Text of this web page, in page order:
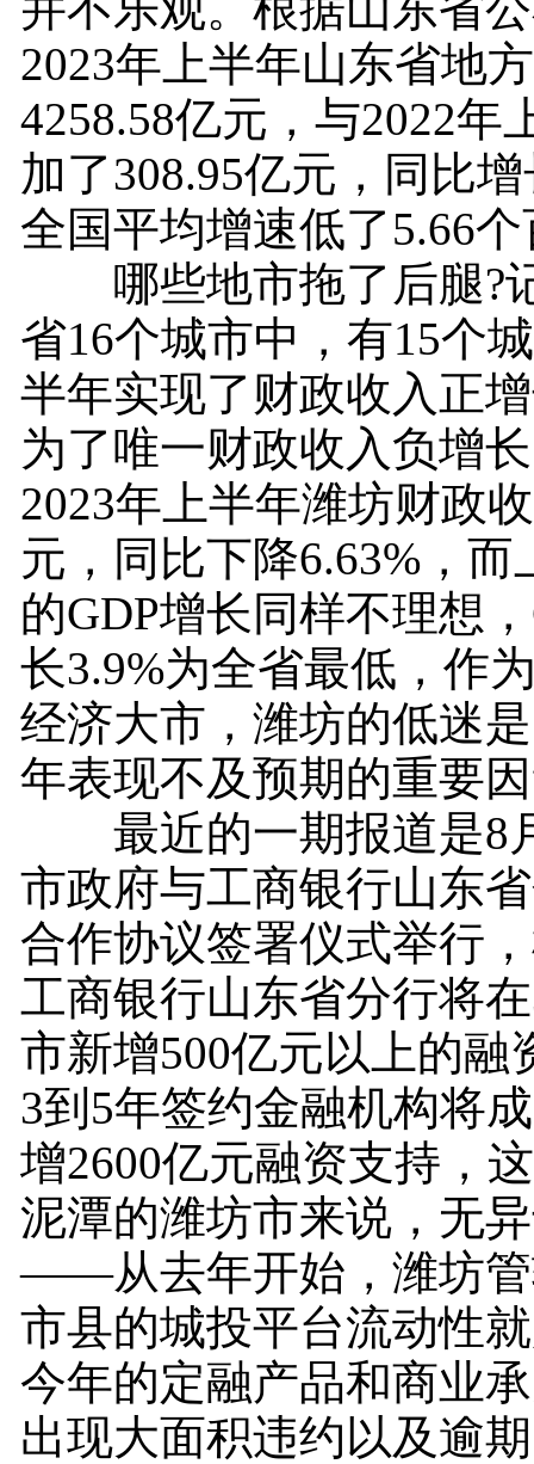
2023年上半年山东省地
4258.58亿元，与2022年
加了308.95亿元，同比
全国平均增速低了5.66
哪些地市拖了后腿?
省16个城市中，有15个
半年实现了财政收入正
为了唯一财政收入负增
2023年上半年潍坊财政
元，同比下降6.63%，而
的GDP增长同样不理想
长3.9%为全省最低，作
经济大市，潍坊的低迷
年表现不及预期的重要
最近的一期报道是8
市政府与工商银行山东
合作协议签署仪式举行
工商银行山东省分行将
市新增500亿元以上的融
3到5年签约金融机构将
增2600亿元融资支持，
泥潭的潍坊市来说，无
——从去年开始，潍坊管
市县的城投平台流动性
今年的定融产品和商业
出现大面积违约以及逾